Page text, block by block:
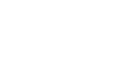
臺南市麻豆區文正國